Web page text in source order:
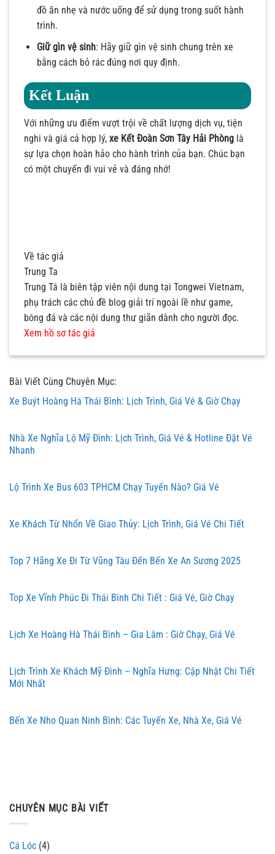
đồ ăn nhẹ và nước uống để sử dụng trong suốt hành
trình.
Giữ gìn vệ sinh: Hãy giữ gìn vệ sinh chung trên xe
bằng cách bỏ rác đúng nơi quy định.
Kết Luận
Với những ưu điểm vượt trội về chất lượng dịch vụ, tiện
nghi và giá cả hợp lý, xe Kết Đoàn Sơn Tây Hải Phòng là
sự lựa chọn hoàn hảo cho hành trình của bạn. Chúc bạn
có một chuyến đi vui vẻ và đáng nhớ!
Về tác giả
Trung Ta
Trung Tá là biên tập viên nội dung tại Tongwei Vietnam,
phụ trách các chủ đề blog giải trí ngoài lề như game,
bóng đá và các nội dung thư giãn dành cho người đọc.
Xem hồ sơ tác giả
Bài Viết Cùng Chuyên Mục:
Xe Buýt Hoàng Hà Thái Bình: Lịch Trình, Giá Vé & Giờ Chạy
Nhà Xe Nghĩa Lộ Mỹ Đình: Lịch Trình, Giá Vé & Hotline Đặt Vé
Nhanh
Lộ Trình Xe Bus 603 TPHCM Chạy Tuyến Nào? Giá Vé
Xe Khách Từ Nhổn Về Giao Thủy: Lịch Trình, Giá Vé Chi Tiết
Top 7 Hãng Xe Đi Từ Vũng Tàu Đến Bến Xe An Sương 2025
Top Xe Vĩnh Phúc Đi Thái Bình Chi Tiết : Giá Vé, Giờ Chạy
Lịch Xe Hoàng Hà Thái Bình – Gia Lâm : Giờ Chạy, Giá Vé
Lịch Trình Xe Khách Mỹ Đình – Nghĩa Hưng: Cập Nhật Chi Tiết
Mới Nhất
Bến Xe Nho Quan Ninh Bình: Các Tuyến Xe, Nhà Xe, Giá Vé
CHUYÊN MỤC BÀI VIẾT
Cá Lóc (4)